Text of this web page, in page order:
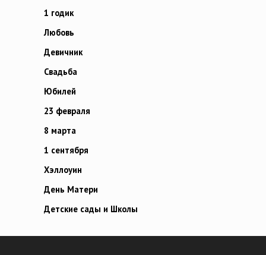
1 годик
Любовь
Девичник
Свадьба
Юбилей
23 февраля
8 марта
1 сентября
Хэллоуин
День Матери
Детские сады и Школы